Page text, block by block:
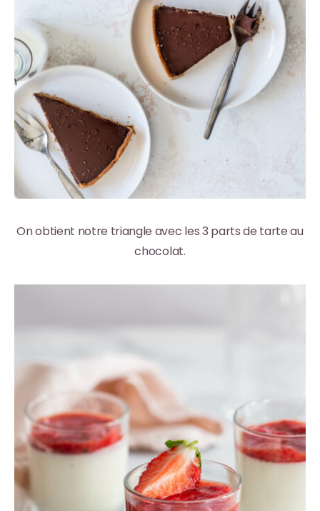
On obtient notre triangle avec les 3 parts de tarte au
chocolat.